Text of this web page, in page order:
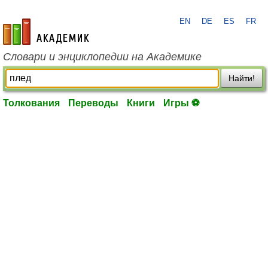
academic.ru
EN DE ES FR
Словари и энциклопедии на Академике
Найти!
Толкования Переводы Книги Игры ⚽